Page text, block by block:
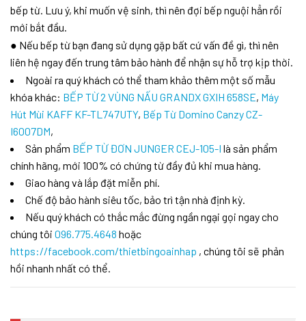
bếp từ. Lưu ý, khi muốn vệ sinh, thì nên đợi bếp nguội hẳn rồi
mới bắt đầu.
● Nếu bếp từ bạn đang sử dụng gặp bất cứ vấn đề gì, thì nên
liên hệ ngay đến trung tâm bảo hành để nhận sự hỗ trợ kịp thời.
Ngoài ra quý khách có thể tham khảo thêm một số mẫu
khóa khác: BẾP TỪ 2 VÙNG NẤU GRANDX GXIH 658SE, Máy
Hút Mùi KAFF KF-TL747UTY, Bếp Từ Domino Canzy CZ-
I6007DM,
Sản phẩm BẾP TỪ ĐƠN JUNGER CEJ-105-I là sản phẩm
chính hãng, mới 100% có chứng từ đầy đủ khi mua hàng.
Giao hàng và lắp đặt miễn phí.
Chế độ bảo hành siêu tốc, bảo trì tận nhà định kỳ.
Nếu quý khách có thắc mắc đừng ngần ngại gọi ngay cho
chúng tôi 096.775.4648 hoặc
https://facebook.com/thietbingoainhap , chúng tôi sẽ phản
hồi nhanh nhất có thể.